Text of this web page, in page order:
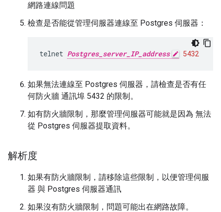
網路連線問題
檢查是否能從管理伺服器連線至 Postgres 伺服器：
telnet Postgres_server_IP_address 5432
如果無法連線至 Postgres 伺服器，請檢查是否有任
何防火牆 通訊埠 5432 的限制。
如有防火牆限制，那麼管理伺服器可能就是因為 無法
從 Postgres 伺服器提取資料。
解析度
如果有防火牆限制，請移除這些限制，以便管理伺服
器 與 Postgres 伺服器通訊
如果沒有防火牆限制，問題可能出在網路故障。